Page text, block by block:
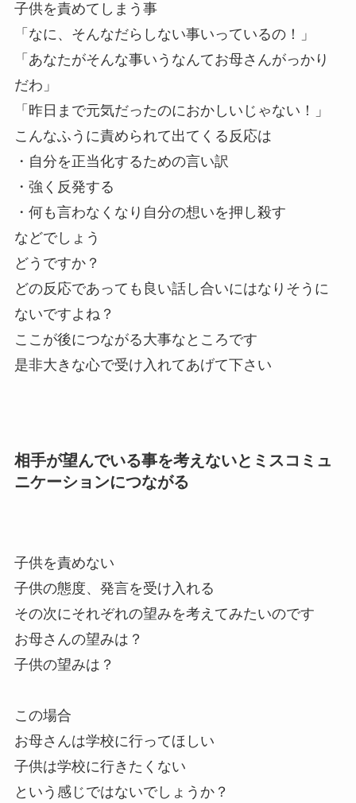
子供を責めてしまう事
「なに、そんなだらしない事いっているの！」
「あなたがそんな事いうなんてお母さんがっかり
だわ」
「昨日まで元気だったのにおかしいじゃない！」
こんなふうに責められて出てくる反応は
・自分を正当化するための言い訳
・強く反発する
・何も言わなくなり自分の想いを押し殺す
などでしょう
どうですか？
どの反応であっても良い話し合いにはなりそうに
ないですよね？
ここが後につながる大事なところです
是非大きな心で受け入れてあげて下さい
相手が望んでいる事を考えないとミスコミュ
ニケーションにつながる
子供を責めない
子供の態度、発言を受け入れる
その次にそれぞれの望みを考えてみたいのです
お母さんの望みは？
子供の望みは？
この場合
お母さんは学校に行ってほしい
子供は学校に行きたくない
という感じではないでしょうか？